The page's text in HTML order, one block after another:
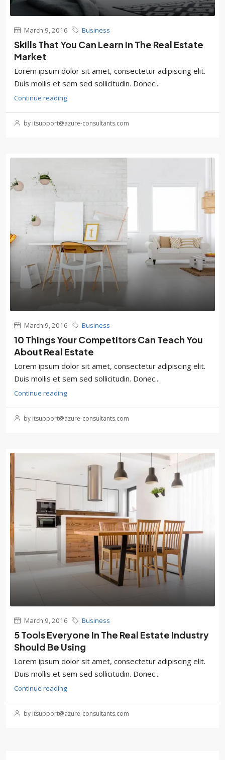
March 9, 2016 Business
Skills That You Can Learn In The Real Estate
Market
Lorem ipsum dolor sit amet, consectetur adipiscing elit.
Duis mollis et sem sed sollicitudin. Donec...
Continue reading
by itsupport@azure-consultants.com
March 9, 2016 Business
10 Things Your Competitors Can Teach You
About Real Estate
Lorem ipsum dolor sit amet, consectetur adipiscing elit.
Duis mollis et sem sed sollicitudin. Donec...
Continue reading
by itsupport@azure-consultants.com
March 9, 2016 Business
5 Tools Everyone In The Real Estate Industry
Should Be Using
Lorem ipsum dolor sit amet, consectetur adipiscing elit.
Duis mollis et sem sed sollicitudin. Donec...
Continue reading
by itsupport@azure-consultants.com